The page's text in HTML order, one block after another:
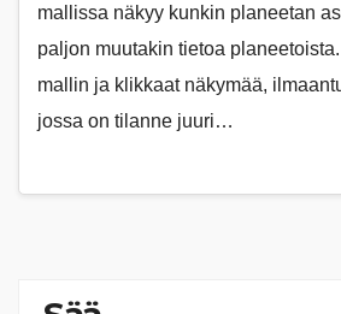
mallissa näkyy kunkin planeetan
paljon muutakin tietoa
mallin ja klikkaat näkymää,
jossa on tilanne juuri…